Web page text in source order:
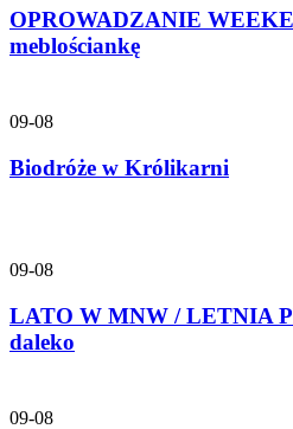
OPROWADZANIE
meblościankę
09-08
Biodróże w Królikarni
09-08
LATO W MNW / LETNIA
daleko
09-08